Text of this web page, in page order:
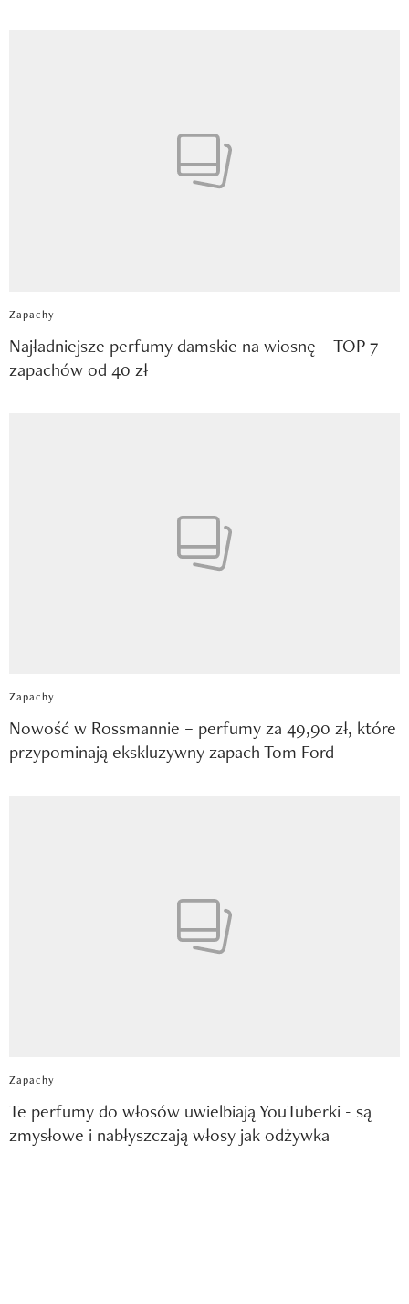
Zapachy
Najładniejsze perfumy damskie na wiosnę – TOP 7
zapachów od 40 zł
Zapachy
Nowość w Rossmannie – perfumy za 49,90 zł, które
przypominają ekskluzywny zapach Tom Ford
Zapachy
Te perfumy do włosów uwielbiają YouTuberki - są
zmysłowe i nabłyszczają włosy jak odżywka